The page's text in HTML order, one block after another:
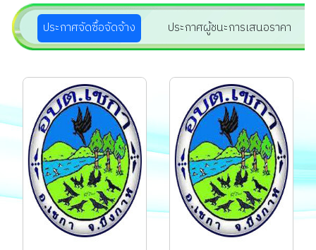
ประกาศจัดซื้อจัดจ้าง ประกาศผู้ชนะการเสนอราคา